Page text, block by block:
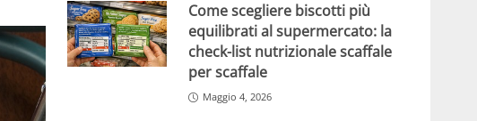
Come scegliere biscotti più
equilibrati al supermercato: la
check-list nutrizionale scaffale
per scaffale
Maggio 4, 2026